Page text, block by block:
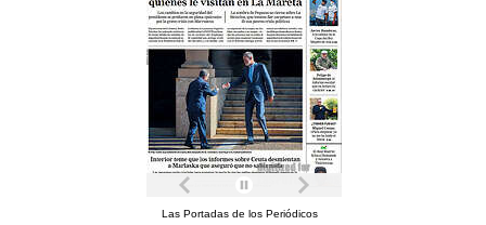
Las Portadas de los Periódicos